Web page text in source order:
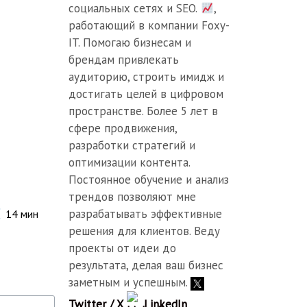
14 мин
социальных сетях и SEO.
работающий в компании Foxy-
IT. Помогаю бизнесам и
брендам привлекать
аудиторию, строить имидж и
достигать целей в цифровом
пространстве. Более 5 лет в
сфере продвижения,
разработки стратегий и
оптимизации контента.
Постоянное обучение и анализ
трендов позволяют мне
разрабатывать эффективные
решения для клиентов. Веду
проекты от идеи до
результата, делая ваш бизнес
заметным и успешным.
Twitter / X
LinkedIn